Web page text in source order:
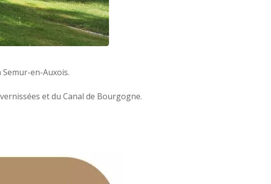
en-Auxois.
et du Canal de Bourgogne.